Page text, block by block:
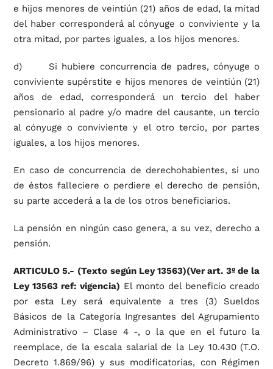
e hijos menores de veintiún (21) años de edad, la mitad
del haber corresponderá al cónyuge o conviviente y la
otra mitad, por partes iguales, a los hijos menores.
d) Si hubiere concurrencia de padres, cónyuge o
conviviente supérstite e hijos menores de veintiún (21)
años de edad, corresponderá un tercio del haber
pensionario al padre y/o madre del causante, un tercio
al cónyuge o conviviente y el otro tercio, por partes
iguales, a los hijos menores.
En caso de concurrencia de derechohabientes, si uno
de éstos falleciere o perdiere el derecho de pensión,
su parte accederá a la de los otros beneficiarios.
La pensión en ningún caso genera, a su vez, derecho a
pensión.
ARTICULO 5.- (Texto según Ley 13563)(Ver art. 3º de la
Ley 13563 ref: vigencia) El monto del beneficio creado
por esta Ley será equivalente a tres (3) Sueldos
Básicos de la Categoría Ingresantes del Agrupamiento
Administrativo – Clase 4 -, o la que en el futuro la
reemplace, de la escala salarial de la Ley 10.430 (T.O.
Decreto 1.869/96) y sus modificatorias, con Régimen